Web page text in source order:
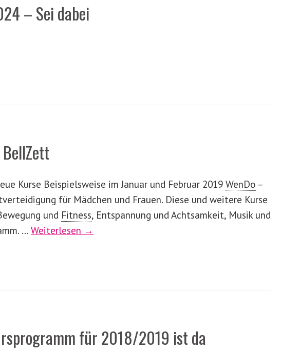
– Sei dabei
BellZett
Kurse Beispielsweise im Januar und Februar 2019 WenDo –
für Mädchen und Frauen. Diese und weitere Kurse
und Fitness, Entspannung und Achtsamkeit, Musik und
… Weiterlesen →
für 2018/2019 ist da